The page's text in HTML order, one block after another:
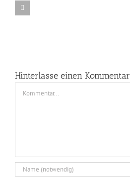
Hinterlasse einen Kommentar